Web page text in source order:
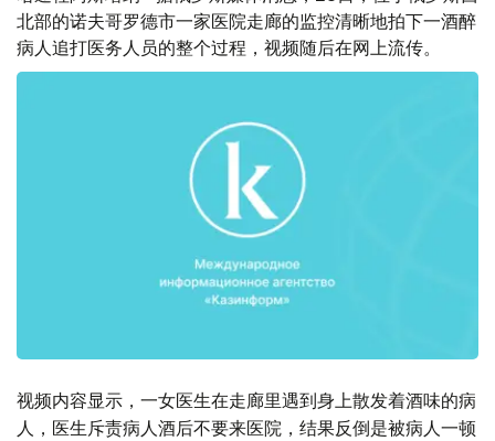
北部的诺夫哥罗德市一家医院走廊的监控清晰地拍下一酒醉
病人追打医务人员的整个过程，视频随后在网上流传。
视频内容显示，一女医生在走廊里遇到身上散发着酒味的病
人，医生斥责病人酒后不要来医院，结果反倒是被病人一顿